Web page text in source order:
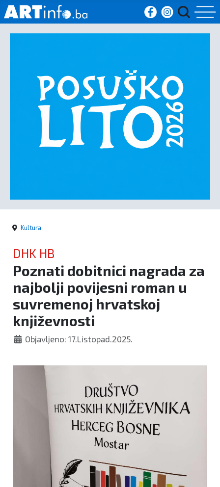
Sport
Kultura
Crna
Kultura
DHK HB
Poznati dobitnici nagrada za
najbolji povijesni roman u
suvremenoj hrvatskoj
književnosti
Objavljeno: 17.Listopad.2025.